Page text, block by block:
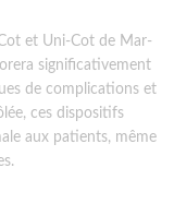
et Uni-Cot de Mar-
significativement
de complications et
ces dispositifs
aux patients, même